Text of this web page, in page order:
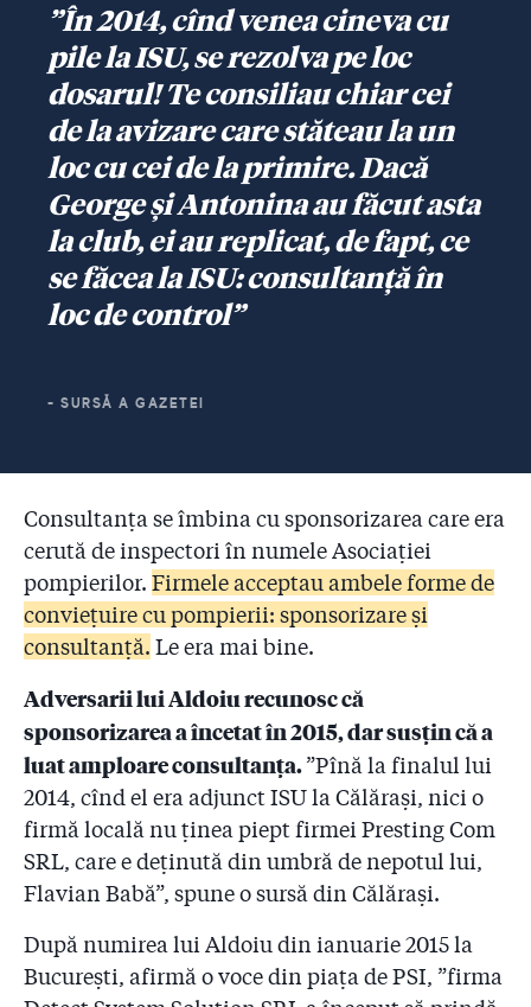
”În 2014, cînd venea cineva cu
pile la ISU, se rezolva pe loc
dosarul! Te consiliau chiar cei
de la avizare care stăteau la un
loc cu cei de la primire. Dacă
George și Antonina au făcut asta
la club, ei au replicat, de fapt, ce
se făcea la ISU: consultanță în
loc de control”
- SURSĂ A GAZETEI
Consultanța se îmbina cu sponsorizarea care era
cerută de inspectori în numele Asociației
pompierilor. Firmele acceptau ambele forme de
conviețuire cu pompierii: sponsorizare și
consultanță. Le era mai bine.
Adversarii lui Aldoiu recunosc că
sponsorizarea a încetat în 2015, dar susțin că a
luat amploare consultanța.”Pînă la finalul lui
2014, cînd el era adjunct ISU la Călărași, nici o
firmă locală nu ținea piept firmei Presting Com
SRL, care e deținută din umbră de nepotul lui,
Flavian Babă”, spune o sursă din Călărași.
După numirea lui Aldoiu din ianuarie 2015 la
București, afirmă o voce din piața de PSI, ”firma